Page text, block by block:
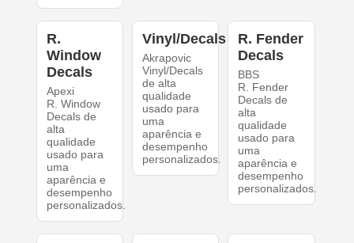
R.
Window
Decals
Apexi
R. Window
Decals de
alta
qualidade
usado para
uma
aparência e
desempenho
personalizados.
Vinyl/Decals
Akrapovic
Vinyl/Decals
de alta
qualidade
usado para
uma
aparência e
desempenho
personalizados.
R. Fender
Decals
BBS
R. Fender
Decals de
alta
qualidade
usado para
uma
aparência e
desempenho
personalizados.